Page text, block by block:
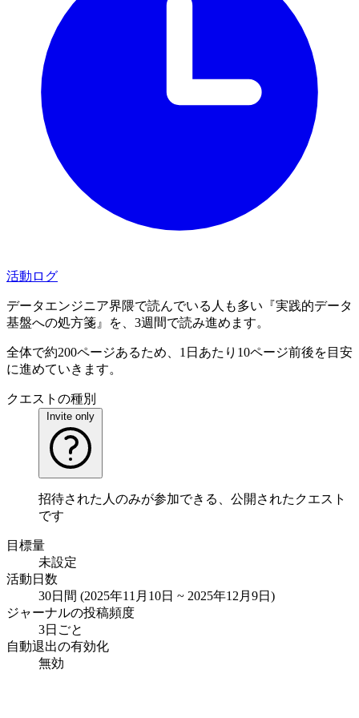
活動ログ
データエンジニア界隈で読んでいる人も多い『実践的データ
基盤への処方箋』を、3週間で読み進めます。
全体で約200ページあるため、1日あたり10ページ前後を目安
に進めていきます。
クエストの種別
Invite only
招待された人のみが参加できる、公開されたクエスト
です
目標量
未設定
活動日数
30日間 (2025年11月10日 ~ 2025年12月9日)
ジャーナルの投稿頻度
3日ごと
自動退出の有効化
無効